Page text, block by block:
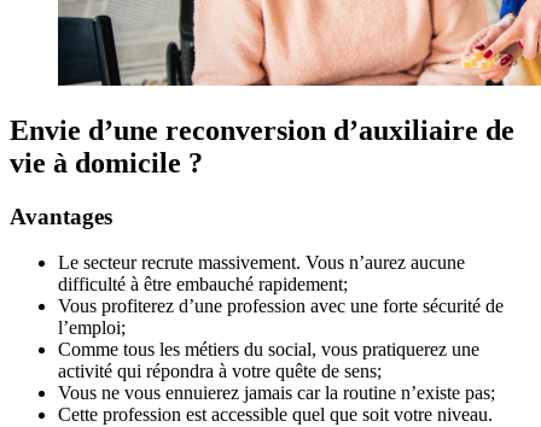
Envie d’une reconversion d’auxiliaire de
vie à domicile ?
Avantages
Le secteur recrute massivement. Vous n’aurez aucune
difficulté à être embauché rapidement;
Vous profiterez d’une profession avec une forte sécurité de
l’emploi;
Comme tous les métiers du social, vous pratiquerez une
activité qui répondra à votre quête de sens;
Vous ne vous ennuierez jamais car la routine n’existe pas;
Cette profession est accessible quel que soit votre niveau.